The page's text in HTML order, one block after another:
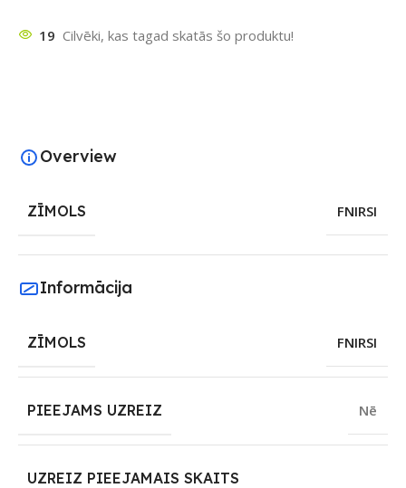
19 Cilvēki, kas tagad skatās šo produktu!
Overview
ZĪMOLS FNIRSI
Informācija
ZĪMOLS FNIRSI
PIEEJAMS UZREIZ Nē
UZREIZ PIEEJAMAIS SKAITS